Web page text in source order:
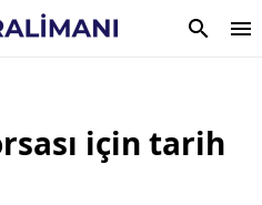
için tarih